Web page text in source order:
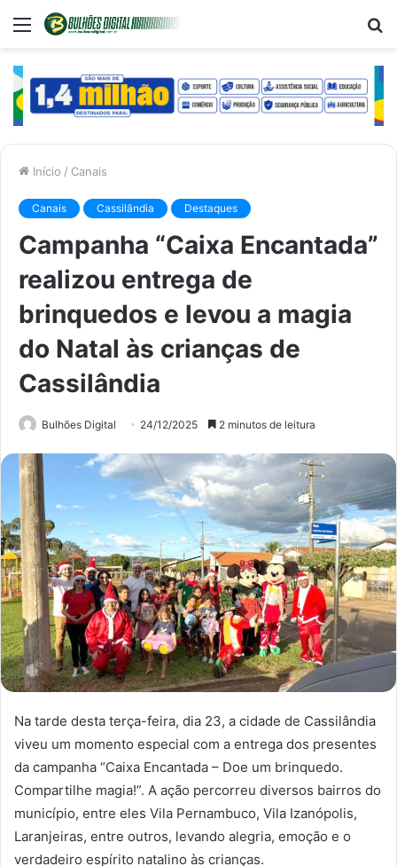
Menu
Início / Canais
Canais Cassilândia Destaques
Campanha “Caixa Encantada”
realizou entrega de
brinquedos e levou a magia
do Natal às crianças de
Cassilândia
Bulhões Digital 24/12/2025 2 minutos de leitura
Na tarde desta terça-feira, dia 23, a cidade de Cassilândia
viveu um momento especial com a entrega dos presentes
da campanha “Caixa Encantada – Doe um brinquedo.
Compartilhe magia!”. A ação percorreu diversos bairros do
município, entre eles Vila Pernambuco, Vila Izanópolis,
Laranjeiras, entre outros, levando alegria, emoção e o
verdadeiro espírito natalino às crianças.